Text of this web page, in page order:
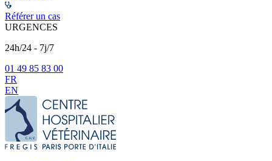
Référer un cas
URGENCES
24h/24 - 7j/7
01 49 85 83 00
FR
EN